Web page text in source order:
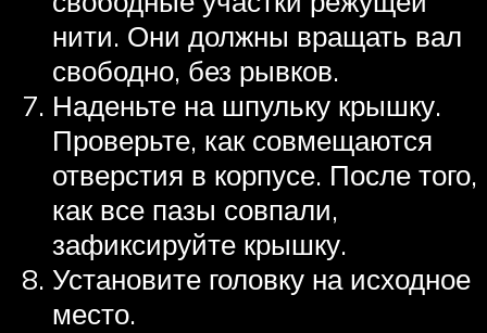
нити. Они должны вращать вал
свободно, без рывков.
Наденьте на шпульку крышку.
Проверьте, как совмещаются
отверстия в корпусе. После того,
как все пазы совпали,
зафиксируйте крышку.
Установите головку на исходное
место.